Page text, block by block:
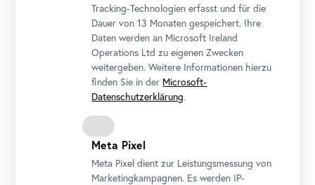
Führung oder Workshop?
Unter Führungen für Schulklassen verstehen wir
dialogorientierte, partizipative Rundgänge in den Ausstellungen
mit einer Dauer von 60 oder 90 Minuten. In Workshops liegt der
Fokus neben der Ausstellungstour auf dem eigenen kreativen
Gestalten der Schüler*innen in unseren Ateliers. Für Workshops
ist eine Dauer von 120 Minuten geplant.
Alle Programme werden in deutscher Sprache angeboten.
Dialogorientierte Führungen in anderen Sprachen sind auf
Anfrage möglich.
Tracking-Technologien erfasst und für die
Dauer von 13 Monaten gespeichert. Ihre
Daten werden an Microsoft Ireland
Operations Ltd zu eigenen Zwecken
weitergeben. Weitere Informationen hierzu
finden Sie in der Microsoft-
Datenschutzerklärung.
Meta Pixel
Meta Pixel dient zur Leistungsmessung von
Marketingkampagnen. Es werden IP-